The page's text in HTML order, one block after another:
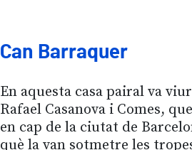
Can Barraquer
En aquesta casa pairal va
Rafael Casanova i Comes,
en cap de la ciutat de
què la van sotmetre les